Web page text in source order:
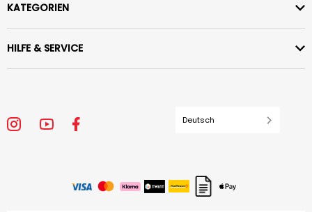
KATEGORIEN
HILFE & SERVICE
Deutsch